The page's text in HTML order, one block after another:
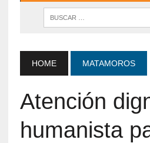
HOME MATAMOROS
Atención
humanista